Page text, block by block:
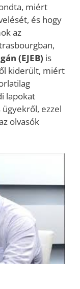
miért
és hogy
az
(EJEB) is
kiderült, miért
lapokat
ezzel
olvasók